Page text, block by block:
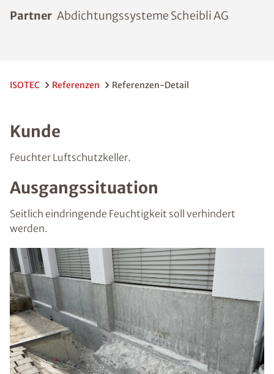
Partner Abdichtungssysteme Scheibli AG
ISOTEC Referenzen Referenzen-Detail
Kunde
Feuchter Luftschutzkeller.
Ausgangssituation
Seitlich eindringende Feuchtigkeit soll verhindert
werden.